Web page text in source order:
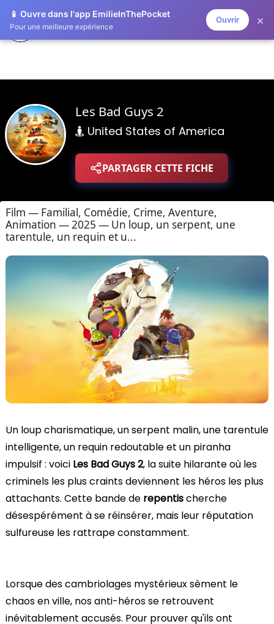
📱 Ouvre dans l'app EmilieInThePocket
Pour une meilleure expérience
Ouvrir ×
ZAPLISTOO
Les Bad Guys 2
United States of America
PARTAGER CETTE FICHE
Film — Familial, Comédie, Crime, Aventure,
Animation — 2025 — Un loup, un serpent, une
tarentule, un requin et u...
Un loup charismatique, un serpent malin, une tarentule
intelligente, un requin redoutable et un piranha
impulsif : voici Les Bad Guys 2, la suite hilarante où les
criminels les plus craints deviennent les héros les plus
attachants. Cette bande de repentischerche
désespérément à se réinsérer, mais leur réputation
sulfureuse les rattrape constamment.
Lorsque des cambriolages mystérieux sèment le
chaos en ville, nos anti-héros se retrouvent
inévitablement accusés. Pour prouver qu'ils ont